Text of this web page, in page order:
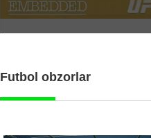
Futbol obzorlar